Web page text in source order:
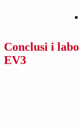
Conclusi i
EV3